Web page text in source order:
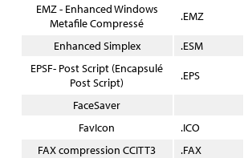
EMZ - Enhanced Windows
Metafile Compressé
.EMZ
Enhanced Simplex
.ESM
EPSF- Post Script (Encapsulé
Post Script)
.EPS
FaceSaver
FavIcon
.ICO
FAX compression CCITT3
.FAX